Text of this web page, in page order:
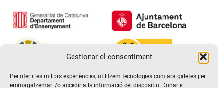
Gestionar el consentiment
Per oferir les millors experiències, utilitzem tecnologies com ara galetes per
emmagatzemar i/o accedir a la informació del dispositiu. Donar el